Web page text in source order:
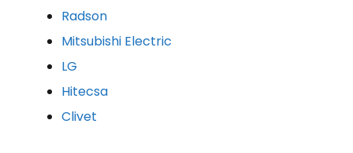
Radson
Mitsubishi Electric
LG
Hitecsa
Clivet